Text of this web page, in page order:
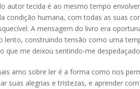
autor tecida é ao mesmo tempo
condição humana, com todas as suas
A mensagem do livro era
lento, construindo tensão como uma
que me deixou sentindo-me
amo sobre ler é a forma como nos
suas alegrias e tristezas, e aprender